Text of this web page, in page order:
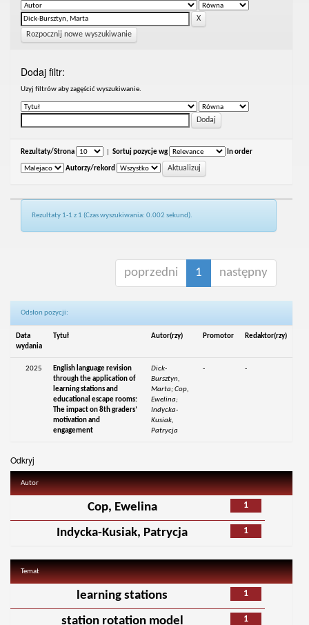
Rozpocznij nowe wyszukiwanie
Dodaj filtr:
Uzyj filtrów aby zagęścić wyszukiwanie.
Rezultaty/Strona Sortuj pozycje wg In order
Autorzy/rekord
Rezultaty 1-1 z 1 (Czas wyszukiwania: 0.002 sekund).
poprzedni 1 następny
Odsłon pozycji:
Data
wydania
Tytuł Autor(rzy) Promotor Redaktor(rzy)
2025
English language revision
through the application of
learning stations and
educational escape rooms:
The impact on 8th graders’
motivation and
engagement
Dick-
Bursztyn,
Marta; Cop,
Ewelina;
Indycka-
Kusiak,
Patrycja
- -
Odkryj
Autor
1
Cop, Ewelina
1
Indycka-Kusiak, Patrycja
Temat
1
learning stations
1
station rotation model